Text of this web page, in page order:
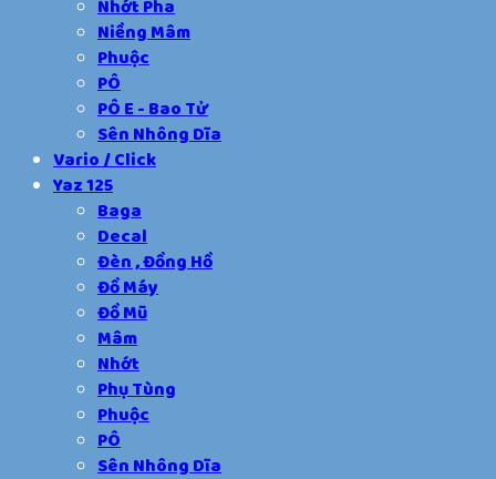
Nhớt Pha
Niềng Mâm
Phuộc
PÔ
PÔ E - Bao Tử
Sên Nhông Dĩa
Vario / Click
Yaz 125
Baga
Decal
Đèn , Đồng Hồ
Đồ Máy
Đồ Mũ
Mâm
Nhớt
Phụ Tùng
Phuộc
PÔ
Sên Nhông Dĩa